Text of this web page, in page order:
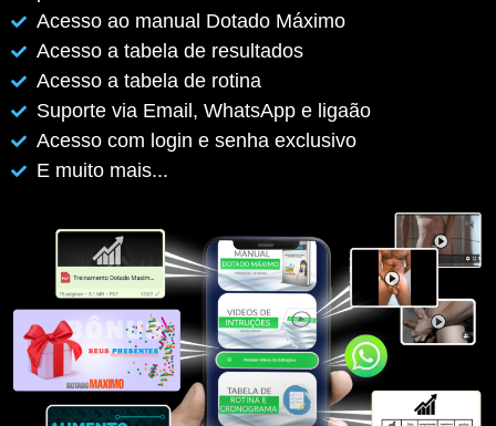
Acesso ao manual Dotado Máximo
Acesso a tabela de resultados
Acesso a tabela de rotina
Suporte via Email, WhatsApp e ligaão
Acesso com login e senha exclusivo
E muito mais...